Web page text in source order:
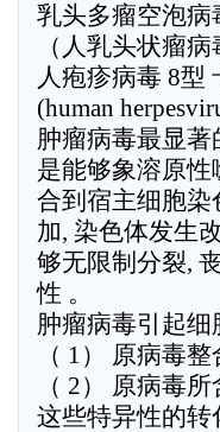
乳头多瘤空泡病
（人乳头状瘤病
人疱疹病毒 8型
(human
肿瘤病毒最显著
是能够象溶原
合到宿主细胞染
加, 染色体发生
够无限制分裂,
性 。
肿瘤病毒引起细
（ 1） 原病毒整
（ 2） 原病毒
这些特异性的